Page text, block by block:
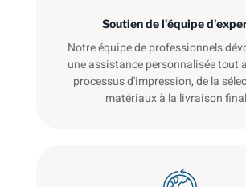
Soutien de l'équipe
Notre équipe de professionnels
une assistance personnalisée tout
processus d'impression, de la
matériaux à la livraison